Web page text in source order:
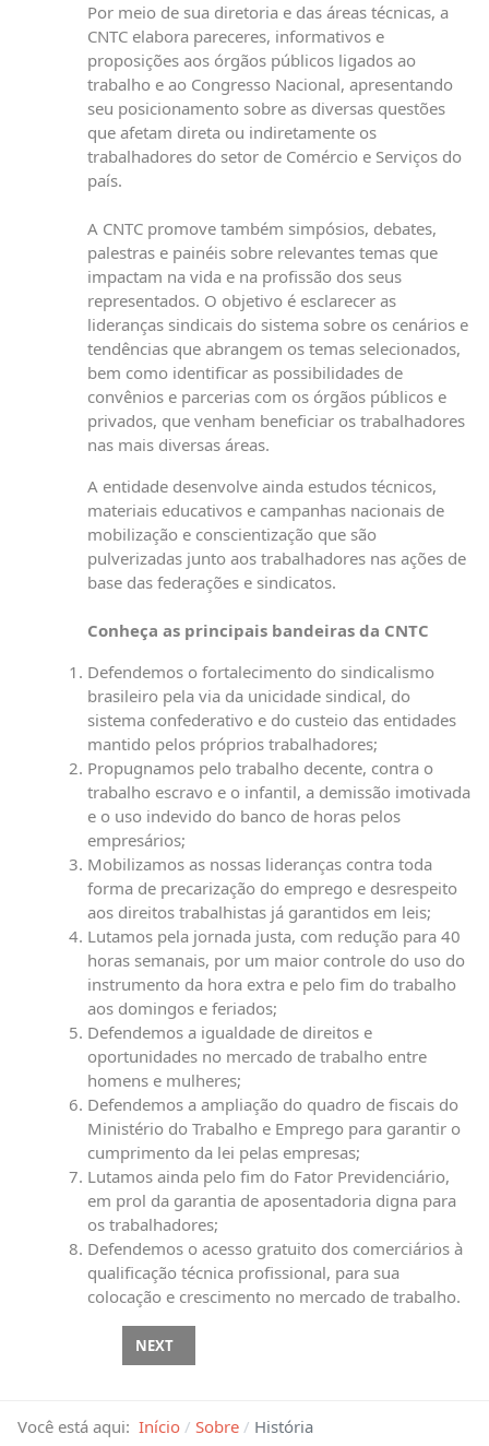
Por meio de sua diretoria e das áreas técnicas, a
CNTC elabora pareceres, informativos e
proposições aos órgãos públicos ligados ao
trabalho e ao Congresso Nacional, apresentando
seu posicionamento sobre as diversas questões
que afetam direta ou indiretamente os
trabalhadores do setor de Comércio e Serviços do
país.
A CNTC promove também simpósios, debates,
palestras e painéis sobre relevantes temas que
impactam na vida e na profissão dos seus
representados. O objetivo é esclarecer as
lideranças sindicais do sistema sobre os cenários e
tendências que abrangem os temas selecionados,
bem como identificar as possibilidades de
convênios e parcerias com os órgãos públicos e
privados, que venham beneficiar os trabalhadores
nas mais diversas áreas.
A entidade desenvolve ainda estudos técnicos,
materiais educativos e campanhas nacionais de
mobilização e conscientização que são
pulverizadas junto aos trabalhadores nas ações de
base das federações e sindicatos.
Conheça as principais bandeiras da CNTC
Defendemos o fortalecimento do sindicalismo
brasileiro pela via da unicidade sindical, do
sistema confederativo e do custeio das entidades
mantido pelos próprios trabalhadores;
Propugnamos pelo trabalho decente, contra o
trabalho escravo e o infantil, a demissão imotivada
e o uso indevido do banco de horas pelos
empresários;
Mobilizamos as nossas lideranças contra toda
forma de precarização do emprego e desrespeito
aos direitos trabalhistas já garantidos em leis;
Lutamos pela jornada justa, com redução para 40
horas semanais, por um maior controle do uso do
instrumento da hora extra e pelo fim do trabalho
aos domingos e feriados;
Defendemos a igualdade de direitos e
oportunidades no mercado de trabalho entre
homens e mulheres;
Defendemos a ampliação do quadro de fiscais do
Ministério do Trabalho e Emprego para garantir o
cumprimento da lei pelas empresas;
Lutamos ainda pelo fim do Fator Previdenciário,
em prol da garantia de aposentadoria digna para
os trabalhadores;
Defendemos o acesso gratuito dos comerciários à
qualificação técnica profissional, para sua
colocação e crescimento no mercado de trabalho.
NEXT ARTICLE: DIRETORIA
NEXT
Você está aqui: Início Sobre História